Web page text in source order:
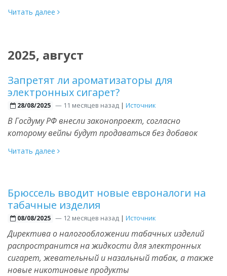
Читать далее
2025, август
Запретят ли ароматизаторы для
электронных сигарет?
28/08/2025 —11 месяцев назад | Источник
В Госдуму РФ внесли законопроект, согласно
которому вейпы будут продаваться без добавок
Читать далее
Брюссель вводит новые евроналоги на
табачные изделия
08/08/2025 —12 месяцев назад | Источник
Директива о налогообложении табачных изделий
распространится на жидкости для электронных
сигарет, жевательный и назальный табак, а также
новые никотиновые продукты